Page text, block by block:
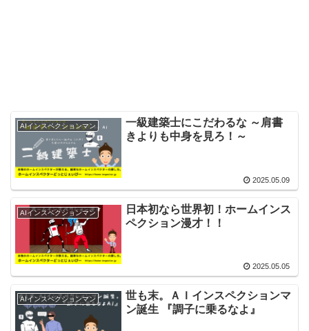
AIインスペクションマン
一級建築士にこだわるな ～肩書
きよりも中身を見ろ！～
2025.05.09
AIインスペクションマン
日本初なら世界初！ホームインス
ペクション漫才！！
2025.05.05
AIインスペクションマン
世も末。ＡＩインスペクションマ
ン誕生 『調子に乗るなよ』